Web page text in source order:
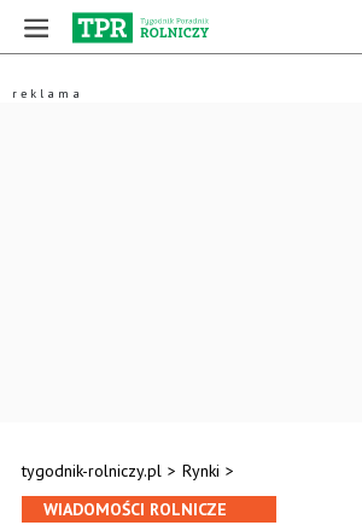
tygodnik-rolniczy.pl > Rynki >
WIADOMOŚCI ROLNICZE